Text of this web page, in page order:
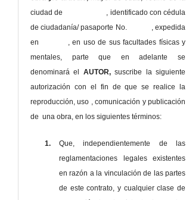
ciudad de , identificado con cédula
de ciudadanía/ pasaporte No. , expedida
en , en uso de sus facultades físicas y
mentales, parte que en adelante se
denominará el AUTOR,suscribe la siguiente
autorización con el fin de que se realice la
reproducción, uso , comunicación y publicación
de una obra, en los siguientes términos:
1.
Que, independientemente de las
reglamentaciones legales existentes
en razón a la vinculación de las partes
de este contrato, y cualquier clase de